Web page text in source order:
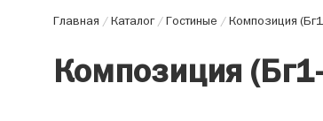
Главная /Каталог/Гостиные /Композиция
Композиция